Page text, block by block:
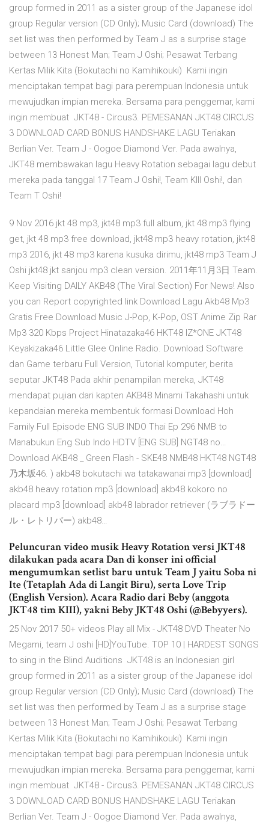
group formed in 2011 as a sister group of the Japanese idol
group Regular version (CD Only); Music Card (download) The
set list was then performed by Team J as a surprise stage
between 13 Honest Man; Team J Oshi; Pesawat Terbang
Kertas Milik Kita (Bokutachi no Kamihikouki) Kami ingin
menciptakan tempat bagi para perempuan Indonesia untuk
mewujudkan impian mereka. Bersama para penggemar, kami
ingin membuat JKT48 - Circus3. PEMESANAN JKT48 CIRCUS
3 DOWNLOAD CARD BONUS HANDSHAKE LAGU Teriakan
Berlian Ver. Team J - Oogoe Diamond Ver. Pada awalnya,
JKT48 membawakan lagu Heavy Rotation sebagai lagu debut
mereka pada tanggal 17 Team J Oshi!, Team KIII Oshi!, dan
Team T Oshi!
9 Nov 2016 jkt 48 mp3, jkt48 mp3 full album, jkt 48 mp3 flying
get, jkt 48 mp3 free download, jkt48 mp3 heavy rotation, jkt48
mp3 2016, jkt 48 mp3 karena kusuka dirimu, jkt48 mp3 Team J
Oshi jkt48 jkt sanjou mp3 clean version. 2011年11月3日 Team.
Keep Visiting DAILY AKB48 (The Viral Section) For News! Also
you can Report copyrighted link Download Lagu Akb48 Mp3
Gratis Free Download Music J-Pop, K-Pop, OST Anime Zip Rar
Mp3 320 Kbps Project Hinatazaka46 HKT48 IZ*ONE JKT48
Keyakizaka46 Little Glee Online Radio. Download Software
dan Game terbaru Full Version, Tutorial komputer, berita
seputar JKT48 Pada akhir penampilan mereka, JKT48
mendapat pujian dari kapten AKB48 Minami Takahashi untuk
kepandaian mereka membentuk formasi Download Hoh
Family Full Episode ENG SUB INDO Thai Ep 296 NMB to
Manabukun Eng Sub Indo HDTV [ENG SUB] NGT48 no…
Download AKB48 _ Green Flash - SKE48 NMB48 HKT48 NGT48
乃木坂46. ) akb48 bokutachi wa tatakawanai mp3 [download]
akb48 heavy rotation mp3 [download] akb48 kokoro no
placard mp3 [download] akb48 labrador retriever (ラブラドー
ル・レトリバー) akb48…
Peluncuran video musik Heavy Rotation versi JKT48
dilakukan pada acara Dan di konser ini official
mengumumkan setlist baru untuk Team J yaitu Soba ni
Ite (Tetaplah Ada di Langit Biru), serta Love Trip
(English Version). Acara Radio dari Beby (anggota
JKT48 tim KIII), yakni Beby JKT48 Oshi (@Bebyyers).
25 Nov 2017 50+ videos Play all Mix - JKT48 DVD Theater No
Megami, team J oshi [HD]YouTube. TOP 10 | HARDEST SONGS
to sing in the Blind Auditions JKT48 is an Indonesian girl
group formed in 2011 as a sister group of the Japanese idol
group Regular version (CD Only); Music Card (download) The
set list was then performed by Team J as a surprise stage
between 13 Honest Man; Team J Oshi; Pesawat Terbang
Kertas Milik Kita (Bokutachi no Kamihikouki) Kami ingin
menciptakan tempat bagi para perempuan Indonesia untuk
mewujudkan impian mereka. Bersama para penggemar, kami
ingin membuat JKT48 - Circus3. PEMESANAN JKT48 CIRCUS
3 DOWNLOAD CARD BONUS HANDSHAKE LAGU Teriakan
Berlian Ver. Team J - Oogoe Diamond Ver. Pada awalnya,